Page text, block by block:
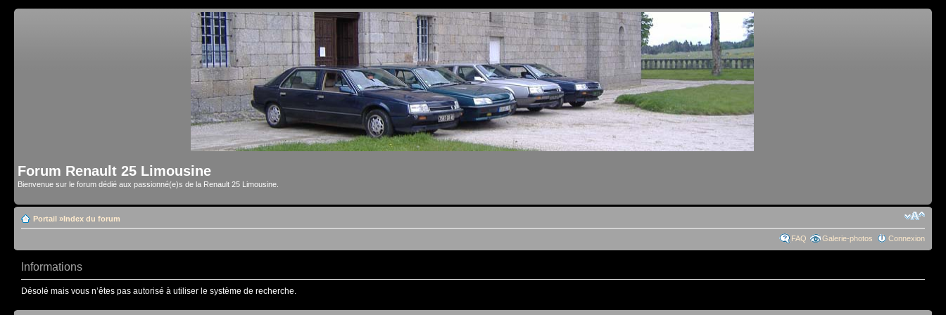
Forum Renault 25 Limousine
Bienvenue sur le forum dédié aux passionné(e)s de la Renault 25 Limousine.
Portail »Index du forum
FAQ Galerie-photos Connexion
Informations
Désolé mais vous n’êtes pas autorisé à utiliser le système de recherche.